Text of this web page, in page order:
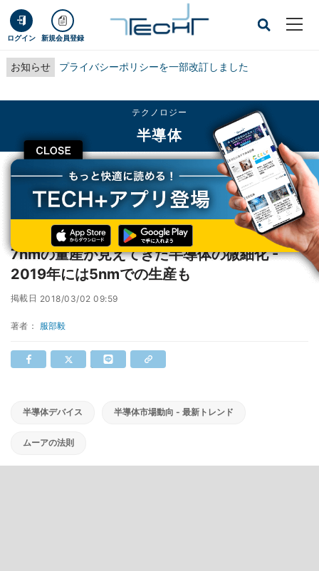
ログイン 新規会員登録
お知らせ プライバシーポリシーを一部改訂しました
CLOSE
テクノロジー
半導体
TECH+ テクノロジー
半導体
7nmの量産が見えてきた半導体の微細化 - 2019年には5nmでの生産も
7nmの量産が見えてきた半導体の微細化 -
2019年には5nmでの生産も
掲載日 2018/03/02 09:59
著者： 服部毅
半導体デバイス 半導体市場動向 - 最新トレンド
ムーアの法則